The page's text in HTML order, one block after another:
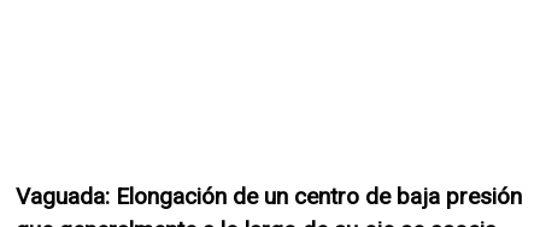
Vaguada: Elongación de un centro de baja presión